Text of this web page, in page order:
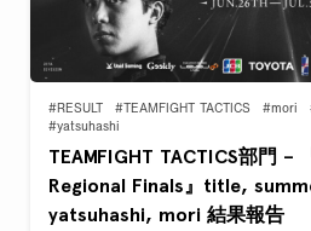
#RESULT #TEAMFIGHT TACTICS #mori
#yatsuhashi
TEAMFIGHT TACTICS部門 –
Regional Finals』title,
yatsuhashi, mori 結果報告